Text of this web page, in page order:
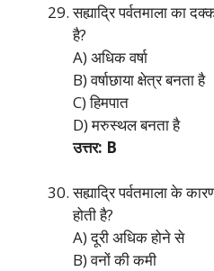
सह्याद्रि पर्वतमाला का
है?
A) अधिक वर्षा
B) वर्षाछाया क्षेत्र बनता है
C) हिमपात
D) मरुस्थल बनता है
उत्तर: B
सह्याद्रि पर्वतमाला के
होती है?
A) दूरी अधिक होने से
B) वनों की कमी